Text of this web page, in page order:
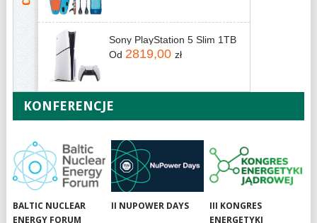
Sony PlayStation 5 Slim 1TB
Od 2819,00 zł
KONFERENCJE
BALTIC NUCLEAR
ENERGY FORUM
II NUPOWER DAYS
III KONGRES
ENERGETYKI